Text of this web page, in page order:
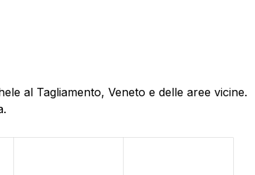
al Tagliamento, Veneto e delle aree vicine.